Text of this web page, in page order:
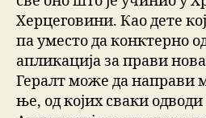
Херцеговини. Као дете
па уместо да конктерно
апликација за прави
Гералт може да направи
ње, од којих сваки одводи